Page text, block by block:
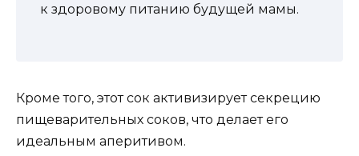
к здоровому питанию будущей мамы.
Кроме того, этот сок активизирует секрецию
пищеварительных соков, что делает его
идеальным аперитивом.